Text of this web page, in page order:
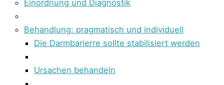
Einordnung und Diagnostik
Behandlung: pragmatisch und individuell
Die Darmbarierre sollte stabilisiert werden
Ursachen behandeln